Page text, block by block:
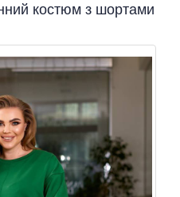
костюм з шортами